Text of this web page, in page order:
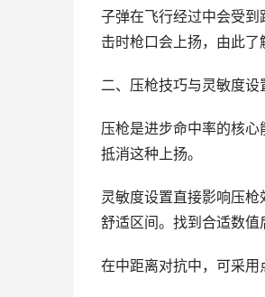
子弹在飞行经过中会受
击时枪口会上扬，由此了
二、压枪技巧与灵敏度设
压枪是进步命中率的核
抵消这种上扬。
灵敏度设置直接影响压
舒适区间。找到合适数值
在中距离对抗中，可采用